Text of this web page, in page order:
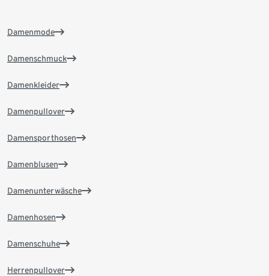
Damenmode
Damenschmuck
Damenkleider
Damenpullover
Damensporthosen
Damenblusen
Damenunterwäsche
Damenhosen
Damenschuhe
Herrenpullover